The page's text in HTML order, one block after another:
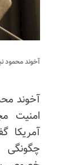
آخوند محمود
آخوند
امنیت
آمریکا